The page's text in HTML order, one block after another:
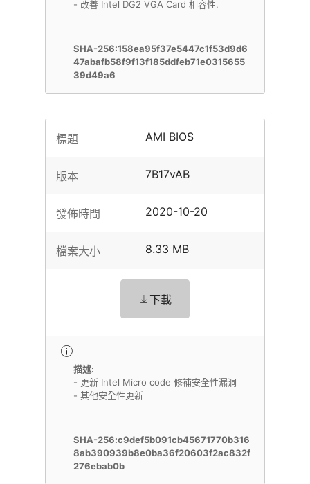
- 改善 Intel DG2 VGA Card 相容性.
SHA-256:158ea95f37e5447c1f53d9d6
47abafb58f9f13f185ddfeb71e0315655
39d49a6
標題 AMI BIOS
版本 7B17vAB
發佈時間 2020-10-20
檔案大小 8.33 MB
下載
描述:
- 更新 Intel Micro code 修補安全性漏洞
- 其他安全性更新
SHA-256:c9def5b091cb45671770b316
8ab390939b8e0ba36f20603f2ac832f
276ebab0b